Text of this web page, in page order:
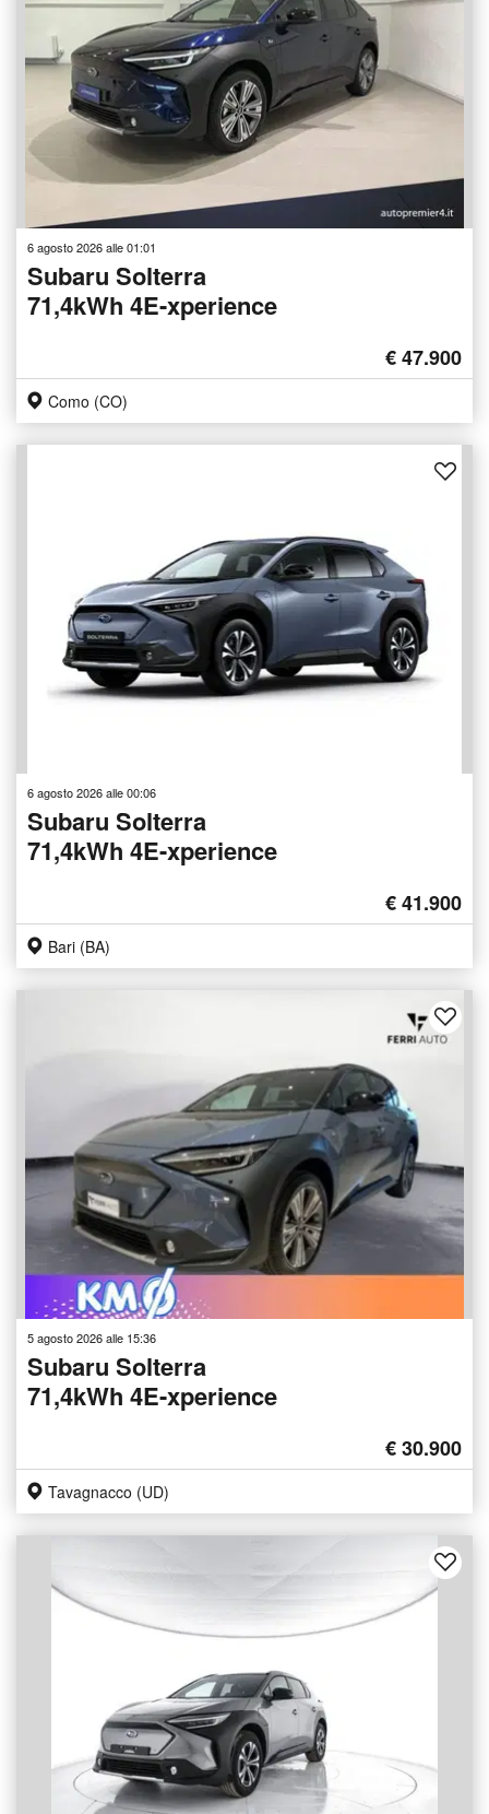
6 agosto 2026 alle 01:01
Subaru Solterra
71,4kWh 4E-xperience
€ 47.900
Como (CO)
6 agosto 2026 alle 00:06
Subaru Solterra
71,4kWh 4E-xperience
€ 41.900
Bari (BA)
5 agosto 2026 alle 15:36
Subaru Solterra
71,4kWh 4E-xperience
€ 30.900
Tavagnacco (UD)